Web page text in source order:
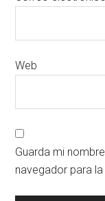
Web
Guarda mi
navegador para